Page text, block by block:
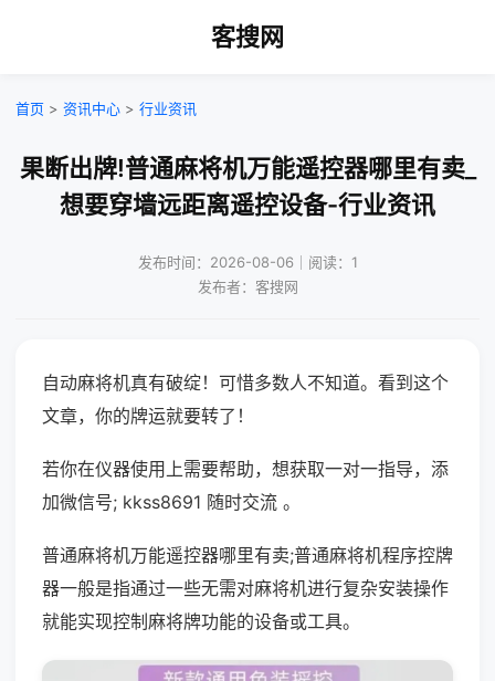
客搜网
首页 > 资讯中心 > 行业资讯
果断出牌!普通麻将机万能遥控器哪里有卖_
想要穿墙远距离遥控设备-行业资讯
发布时间：2026-08-06｜阅读：1
发布者：客搜网
自动麻将机真有破绽！可惜多数人不知道。看到这个
文章，你的牌运就要转了！
若你在仪器使用上需要帮助，想获取一对一指导，添
加微信号; kkss8691 随时交流 。
普通麻将机万能遥控器哪里有卖;普通麻将机程序控牌
器一般是指通过一些无需对麻将机进行复杂安装操作
就能实现控制麻将牌功能的设备或工具。